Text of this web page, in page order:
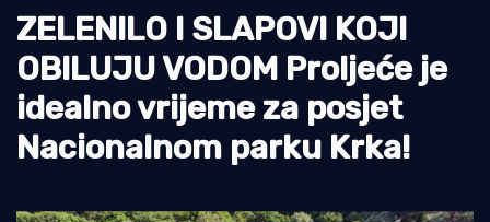
Pomorstvo
Ribolov
Ekologija
Tradicija i kultura
ZELENILO I SLAPOVI KOJI
OBILUJU VODOM Proljeće je
idealno vrijeme za posjet
Nacionalnom parku Krka!